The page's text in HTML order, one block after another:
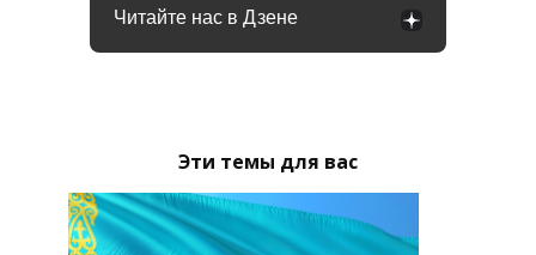
Читайте нас в Дзене
Эти темы для вас